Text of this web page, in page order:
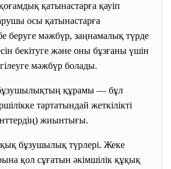
қатынастарға қауіп
осы қатынастарға
беруге мәжбүр, заңнамалық түрде
бекітуге және оны бұзғаны үшін
мәжбүр болады.
құрамы — бұл
тартатындай жеткілікті
жиынтығы.
бұзушылық түрлері. Жеке
қол сұғатын әкімшілік құқық